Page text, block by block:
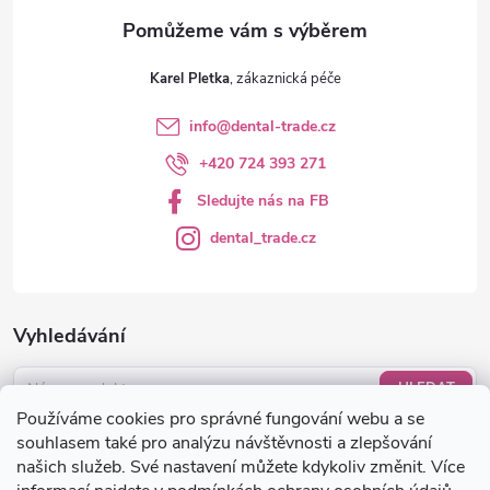
Používáme cookies pro správné fungování webu a se
souhlasem také pro analýzu návštěvnosti a zlepšování
našich služeb. Své nastavení můžete kdykoliv změnit. Více
Vyhledávání
HLEDAT
Nákupní košík
Karel Pletka
info@dental-trade.cz
+420 724 393 271
Sledujte nás na FB
dental_trade.cz